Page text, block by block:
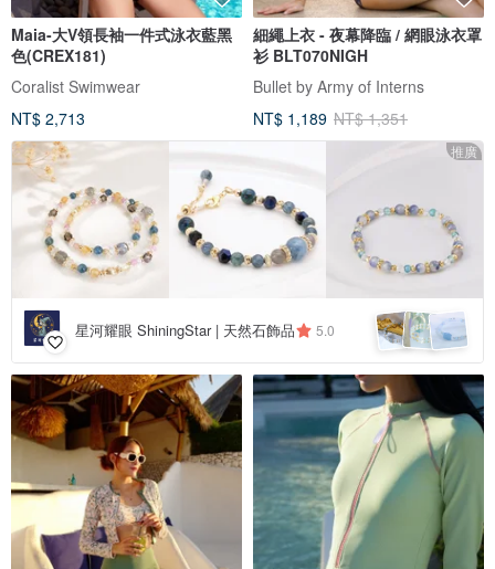
Maia-大V領長袖一件式泳衣藍黑
色(CREX181)
Coralist Swimwear
NT$ 2,713
細繩上衣 - 夜幕降臨 / 網眼泳衣罩
衫 BLT070NIGH
Bullet by Army of Interns
NT$ 1,189 NT$ 1,351
推廣
星河耀眼 ShiningStar | 天然石飾品 5.0